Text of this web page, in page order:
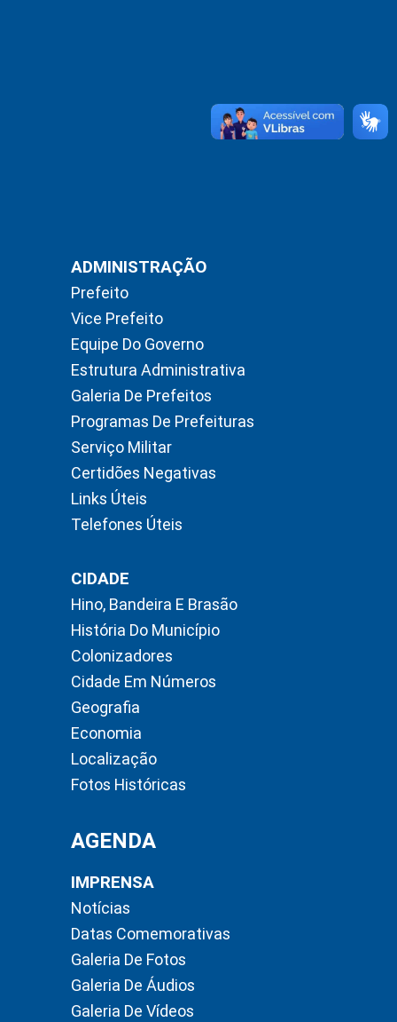
ADMINISTRAÇÃO
Prefeito
Vice Prefeito
Equipe Do Governo
Estrutura Administrativa
Galeria De Prefeitos
Programas De Prefeituras
Serviço Militar
Certidões Negativas
Links Úteis
Telefones Úteis
CIDADE
Hino, Bandeira E Brasão
História Do Município
Colonizadores
Cidade Em Números
Geografia
Economia
Localização
Fotos Históricas
AGENDA
IMPRENSA
Notícias
Datas Comemorativas
Galeria De Fotos
Galeria De Áudios
Galeria De Vídeos